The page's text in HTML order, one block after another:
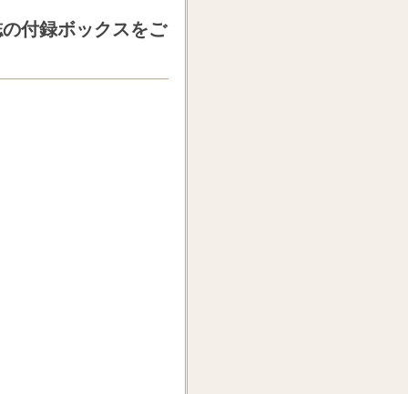
付録ボックスをご